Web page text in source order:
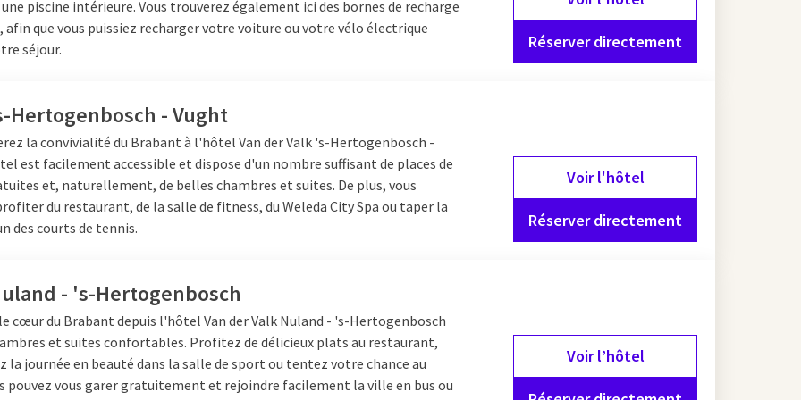
plus loin. Par exemple,
de 1861, œuvre de Pierre
branché et animé d'ici
mieux est de faire du shopping
Shopper, où vous trouverez
Market est un
Après votre virée
votre sortie avec
une nuitée
ci-dessous.
piscine intérieure. Vous trouverez également ici des bornes de recharge
afin que vous puissiez recharger votre voiture ou votre vélo électrique
séjour.
Réserver directement
Hertogenbosch - Vught
la convivialité du Brabant à l'hôtel Van der Valk 's-Hertogenbosch -
est facilement accessible et dispose d'un nombre suffisant de places de
et, naturellement, de belles chambres et suites. De plus, vous
du restaurant, de la salle de fitness, du Weleda City Spa ou taper la
des courts de tennis.
Voir l'hôtel
Réserver directement
- 's-Hertogenbosch
cœur du Brabant depuis l'hôtel Van der Valk Nuland - 's-Hertogenbosch
et suites confortables. Profitez de délicieux plats au restaurant,
la journée en beauté dans la salle de sport ou tentez votre chance au
pouvez vous garer gratuitement et rejoindre facilement la ville en bus ou
Voir l’hôtel